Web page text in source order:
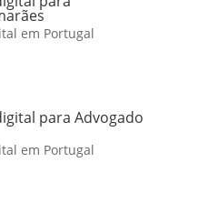
em Portugal
para Advogado
em Portugal